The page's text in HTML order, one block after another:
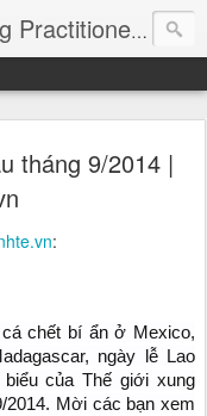
Doan Dinh Hoang - Marketing Practitioner
tháng 9/2014 |
:
chết bí ẩn ở Mexico,
ngày lễ Lao
của Thế giới xung
2014. Mời các bạn xem